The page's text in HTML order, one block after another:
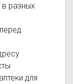
в разных
для